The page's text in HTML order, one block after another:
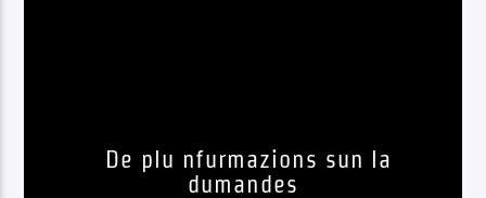
De plu nfurmazions sun la
dumandes